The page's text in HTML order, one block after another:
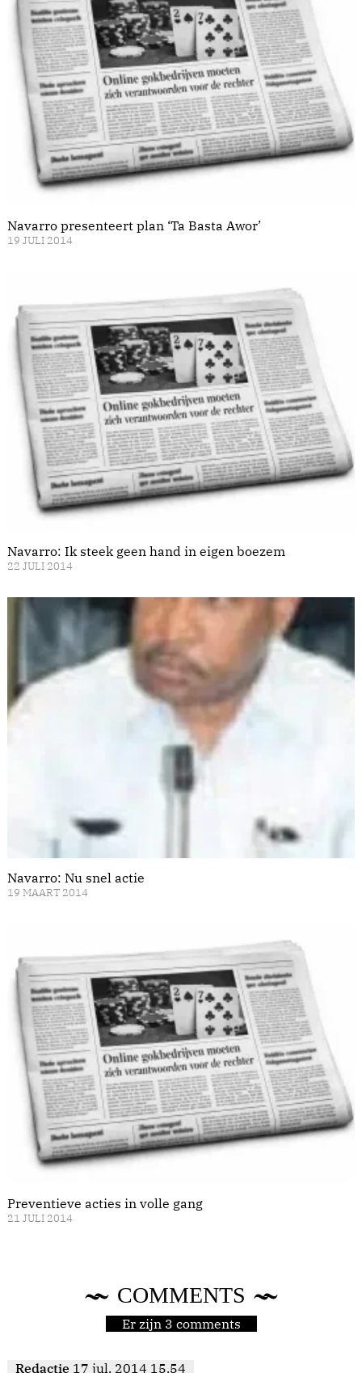
Navarro presenteert plan ‘Ta Basta Awor’
19 JULI 2014
Navarro: Ik steek geen hand in eigen boezem
22 JULI 2014
Navarro: Nu snel actie
19 MAART 2014
Preventieve acties in volle gang
21 JULI 2014
COMMENTS
Er zijn 3 comments
Redactie 17 jul. 2014 15.54